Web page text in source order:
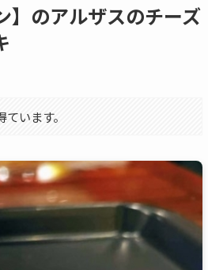
】のアルザスのチーズ
います。